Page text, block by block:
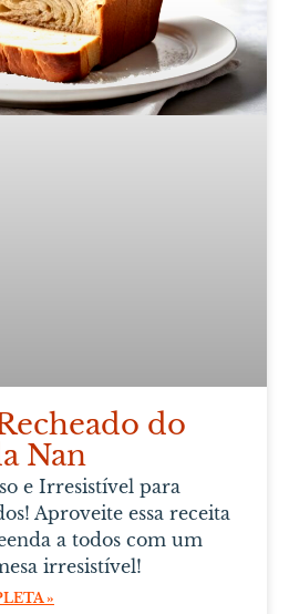
do
Nan
e Irresistível para
Aproveite essa receita
a todos com um
irresistível!
»